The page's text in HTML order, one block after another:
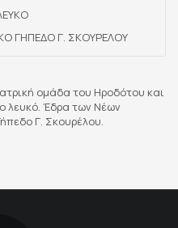
ΓΗΠΕΔΟ Γ. ΣΚΟΥΡΕΛΟΥ
ομάδα του Ηροδότου και
λευκό. Έδρα των Νέων
Γ. Σκουρέλου.